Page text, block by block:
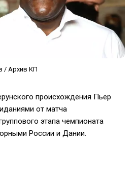
/ Архив КП
происхождения Пьер
от матча
этапа чемпионата
России и Дании.